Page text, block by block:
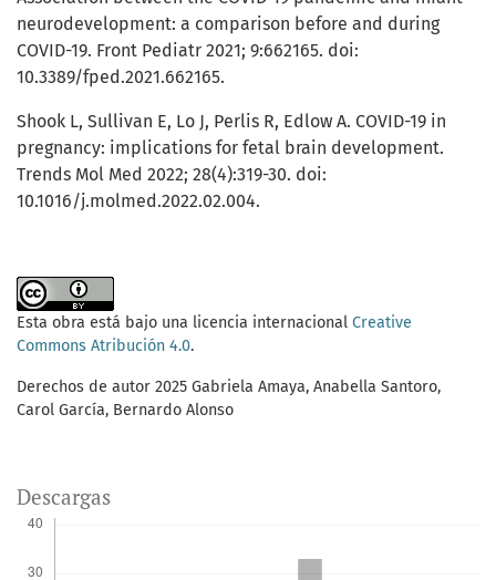
neurodevelopment: a comparison before and during
COVID-19. Front Pediatr 2021; 9:662165. doi:
10.3389/fped.2021.662165.
Shook L, Sullivan E, Lo J, Perlis R, Edlow A. COVID-19 in
pregnancy: implications for fetal brain development.
Trends Mol Med 2022; 28(4):319-30. doi:
10.1016/j.molmed.2022.02.004.
Esta obra está bajo una licencia internacional Creative
Commons Atribución 4.0.
Derechos de autor 2025 Gabriela Amaya, Anabella Santoro,
Carol García, Bernardo Alonso
Descargas